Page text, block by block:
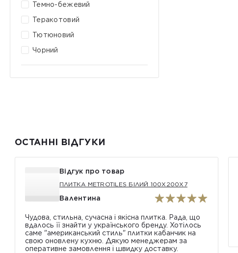
Темно-бежевий
Теракотовий
Тютюновий
Чорний
ОСТАННІ ВІДГУКИ
Відгук про товар
ПЛИТКА METROTILES БІЛИЙ 100X200X7
Валентина
Чудова, стильна, сучасна і якісна плитка. Рада, що
вдалось її знайти у українського бренду. Хотілось
саме "американський стиль" плитки кабанчик на
свою оновлену кухню. Дякую менеджерам за
оперативне замовлення і швидку доставку.